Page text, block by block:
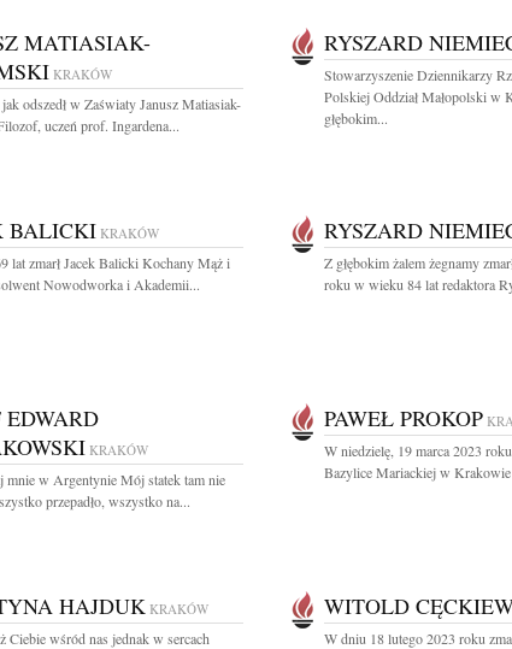
MATIASIAK-
KRAKÓW
odszedł w Zaświaty Janusz Matiasiak-
uczeń prof. Ingardena...
RYSZARD
Stowarzyszenie Dziennikarzy
Polskiej Oddział Małopolski w
głębokim...
BALICKI KRAKÓW
lat zmarł Jacek Balicki Kochany Mąż i
Nowodworka i Akademii...
RYSZARD
Z głębokim żalem żegnamy
roku w wieku 84 lat redaktora
EDWARD
KRAKÓW
mnie w Argentynie Mój statek tam nie
przepadło, wszystko na...
PAWEŁ PROKOP
W niedzielę, 19 marca 2023
Bazylice Mariackiej w Krakowie
HAJDUK KRAKÓW
Ciebie wśród nas jednak w sercach
WITOLD
W dniu 18 lutego 2023 roku